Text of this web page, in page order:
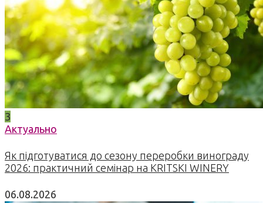
3
Актуально
Як підготуватися до сезону переробки винограду
2026: практичний семінар на KRITSKI WINERY
06.08.2026